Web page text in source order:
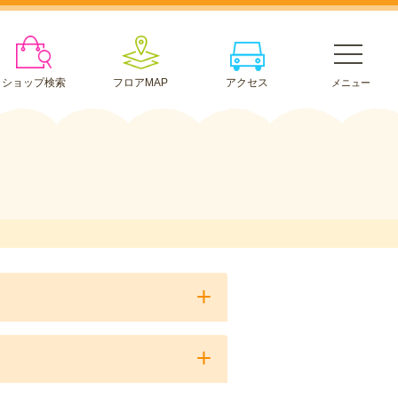
ショップ検索 フロアMAP アクセス